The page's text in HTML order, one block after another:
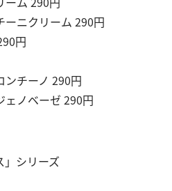
ーニクリーム 290円
円
ンチーノ 290円
ェノベーゼ 290円
」シリーズ